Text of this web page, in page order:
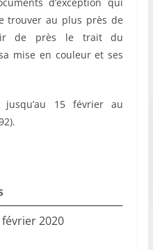
trouver au plus près de
de près le trait du
mise en couleur et ses
15 février au
2020